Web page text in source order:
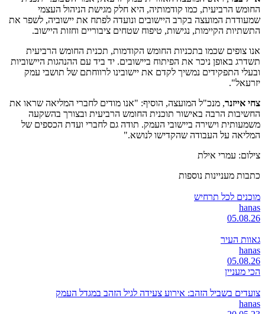
החומש הרביעית, כמו קודמותיה, היא חלק מגישת הניהול העצמי
שמעודדת המועצה בקרב היישובים ונועדה לפתח את יישוביה, לשפר את
התשתיות הקיימות, נגישות, טיפוח שטחים ציבוריים וחזות היישוב.
אנו צופים שכמו בתכניות החומש הקודמות, תכנית החומש הרביעית
תשדרג באופן ניכר את הפיתוח ביישובים. יד ביד עם ההנהגות היישוביות
ובעלי התפקידים נמשיך לקדם את יישובינו לרווחתם של תושבי עמק
יזרעאל".
צחי אייזנר, מנכ"ל המועצה, הוסיף: "אנו מודים לחברי המליאה שראו את
החשיבות הרבה באישור תוכנית החומש הרביעית ובצורך בהשקעה
משמעותית וישירה ביישובי העמק. תודה גם לחברי ועדת הכספים של
המליאה על העבודה שהקדישו לנושא."
צילום: עמרי אילת
כתבות מעניינות נוספות
מוכנים לכל תרחיש
hanas
05.08.26
גאוות העיר
hanas
05.08.26
הכי מעניין
צועדים בשביל הזהב: אירוע צעידה לגיל הזהב במגדל העמק
hanas